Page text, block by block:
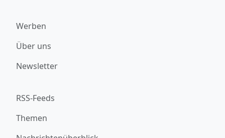
Werben
Über uns
Newsletter
RSS-Feeds
Themen